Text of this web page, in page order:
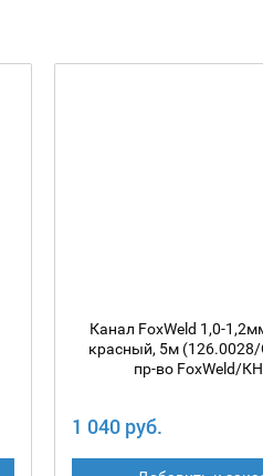
Канал FoxWeld 1,0-
красный, 5м (126.0028/
пр-во FoxWeld/
1 040 руб.